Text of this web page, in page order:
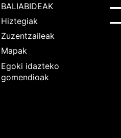
BALIABIDEAK
Hiztegiak
Zuzentzaileak
Mapak
Egoki idazteko
gomendioak